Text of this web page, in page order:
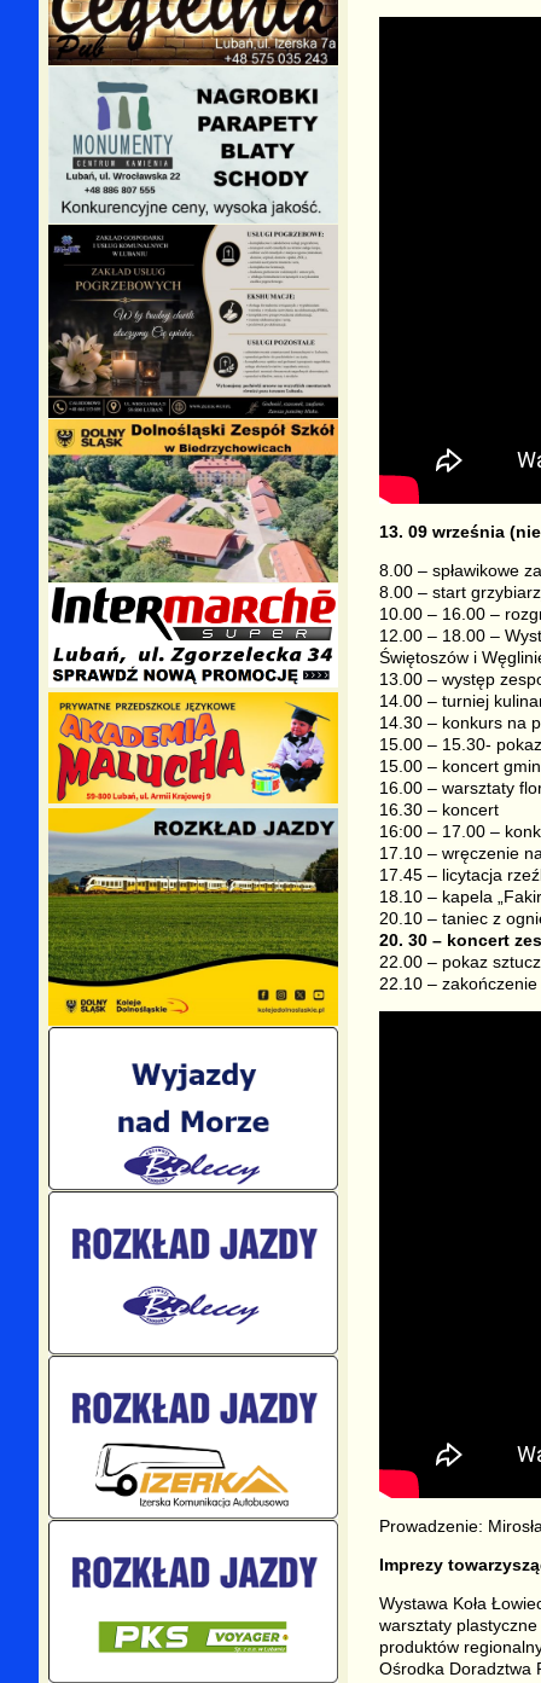
13. 09 września
8.00 – spławikowe
8.00 – start
10.00 – 16.00 –
12.00 – 18.00 –
Świętoszów i
13.00 – występ
14.00 – turniej
14.30 – konkurs na
15.00 – 15.30-
15.00 – koncert
16.00 – warsztaty
16.30 – koncert
16:00 – 17.00 –
17.10 – wręczenie
17.45 – licytacja
18.10 – kapela
20.10 – taniec z
20. 30 – koncert
22.00 – pokaz
22.10 – zakończenie
Prowadzenie:
Imprezy
Wystawa Koła
warsztaty
produktów
Ośrodka Doradztwa